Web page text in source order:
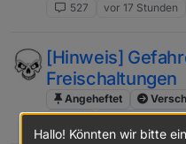
527
vor 17 Stunden
[Hinweis]
Freischaltungen
Angeheftet
201
30. Sept. 2022,
Hallo! Könnten wir bitte